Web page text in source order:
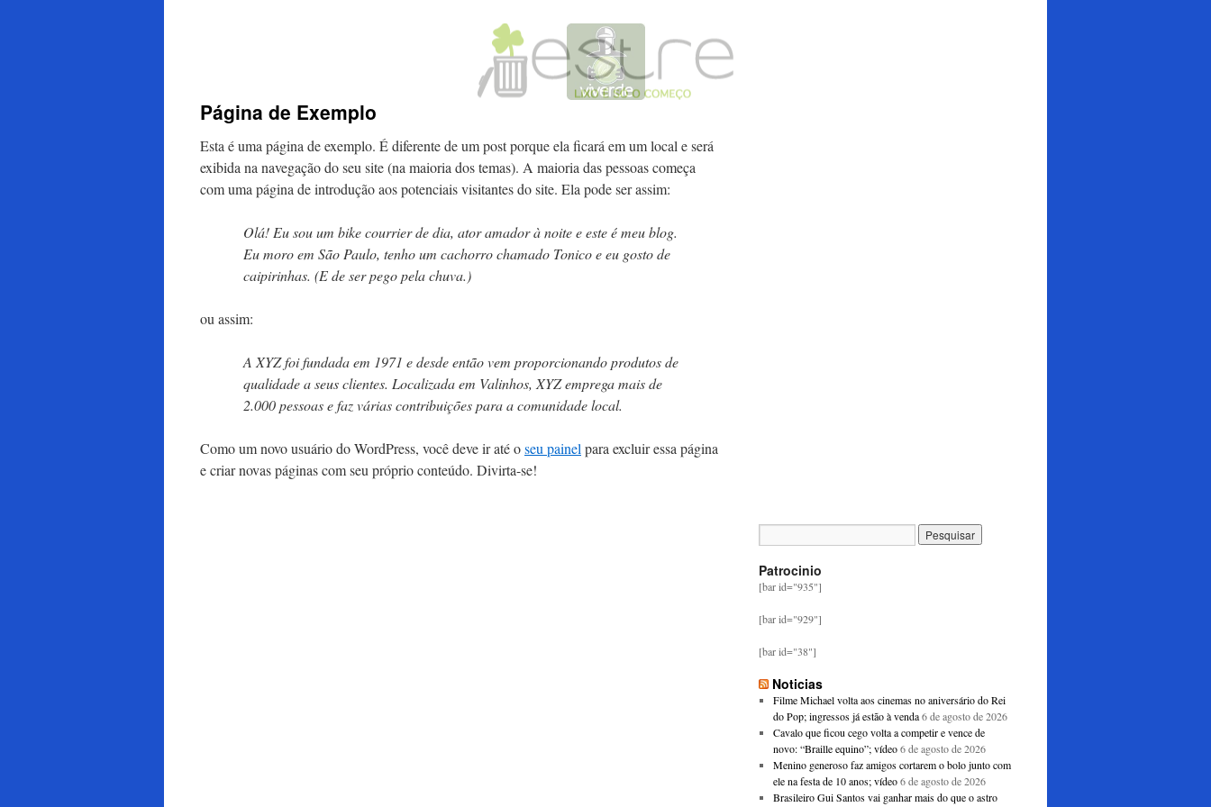
Página de Exemplo
Esta é uma página de exemplo. É diferente de um post porque ela ficará em um local e será
exibida na navegação do seu site (na maioria dos temas). A maioria das pessoas começa
com uma página de introdução aos potenciais visitantes do site. Ela pode ser assim:
Olá! Eu sou um bike courrier de dia, ator amador à noite e este é meu blog.
Eu moro em São Paulo, tenho um cachorro chamado Tonico e eu gosto de
caipirinhas. (E de ser pego pela chuva.)
ou assim:
A XYZ foi fundada em 1971 e desde então vem proporcionando produtos de
qualidade a seus clientes. Localizada em Valinhos, XYZ emprega mais de
2.000 pessoas e faz várias contribuições para a comunidade local.
Como um novo usuário do WordPress, você deve ir até oseu painel para excluir essa página
e criar novas páginas com seu próprio conteúdo. Divirta-se!
Patrocinio
[bar id="935"]
[bar id="929"]
[bar id="38"]
Noticias
Filme Michael volta aos cinemas no aniversário do Rei
do Pop; ingressos já estão à venda 6 de agosto de 2026
Cavalo que ficou cego volta a competir e vence de
novo: “Braille equino”; vídeo 6 de agosto de 2026
Menino generoso faz amigos cortarem o bolo junto com
ele na festa de 10 anos; vídeo 6 de agosto de 2026
Brasileiro Gui Santos vai ganhar mais do que o astro